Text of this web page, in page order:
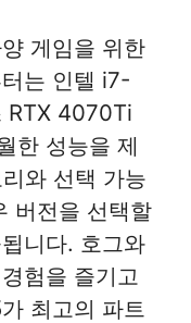
게임을 위한
는 인텔 i7-
RTX 4070Ti
한 성능을 제
와 선택 가능
버전을 선택할
니다. 호그와
험을 즐기고
최고의 파트